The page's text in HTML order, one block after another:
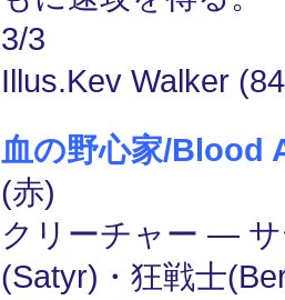
3/3
Illus.Kev Walker
血の野心家/Blood
(赤)
クリーチャー ―
(Satyr)・狂戦士